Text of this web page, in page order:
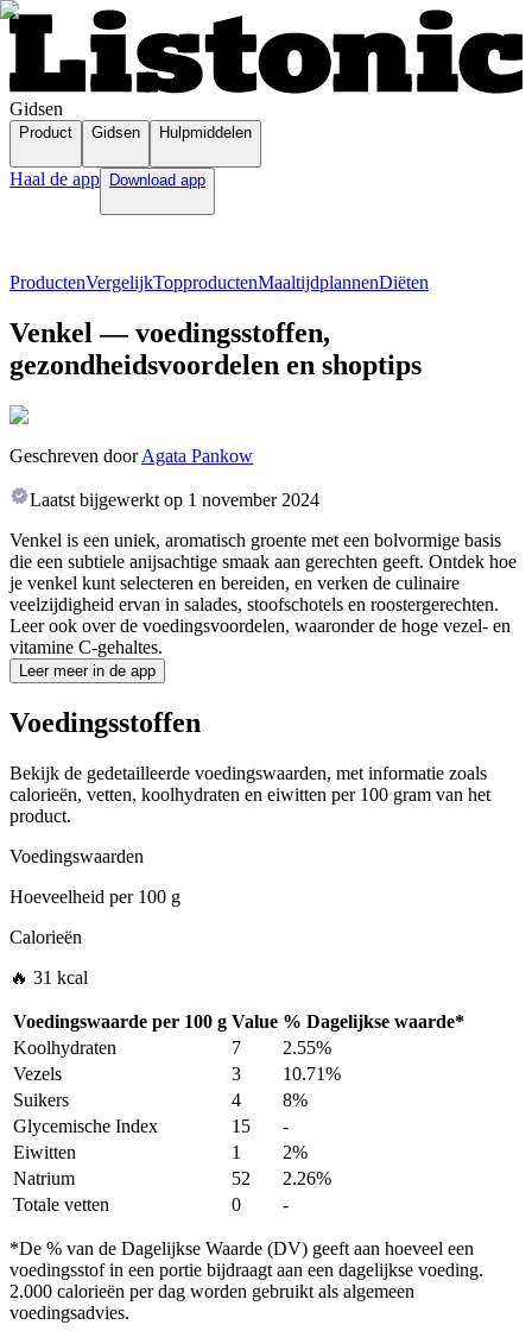
Gidsen
Product Gidsen Hulpmiddelen
Haal de app Download app
ProductenVergelijkTopproductenMaaltijdplannenDiëten
Venkel — voedingsstoffen,
gezondheidsvoordelen en shoptips
Geschreven door Agata Pankow
Laatst bijgewerkt op 1 november 2024
Venkel is een uniek, aromatisch groente met een bolvormige basis
die een subtiele anijsachtige smaak aan gerechten geeft. Ontdek hoe
je venkel kunt selecteren en bereiden, en verken de culinaire
veelzijdigheid ervan in salades, stoofschotels en roostergerechten.
Leer ook over de voedingsvoordelen, waaronder de hoge vezel- en
vitamine C-gehaltes.
Leer meer in de app
Voedingsstoffen
Bekijk de gedetailleerde voedingswaarden, met informatie zoals
calorieën, vetten, koolhydraten en eiwitten per 100 gram van het
product.
Voedingswaarden
Hoeveelheid per100 g
Calorieën
🔥 31 kcal
Voedingswaarde per 100 g Value % Dagelijkse waarde*
Koolhydraten
7
2.55%
Vezels
3
10.71%
Suikers
4
8%
Glycemische Index
15
-
Eiwitten
1
2%
Natrium
52
2.26%
Totale vetten
0 -
*De % van de Dagelijkse Waarde (DV) geeft aan hoeveel een
voedingsstof in een portie bijdraagt aan een dagelijkse voeding.
2.000 calorieën per dag worden gebruikt als algemeen
voedingsadvies.